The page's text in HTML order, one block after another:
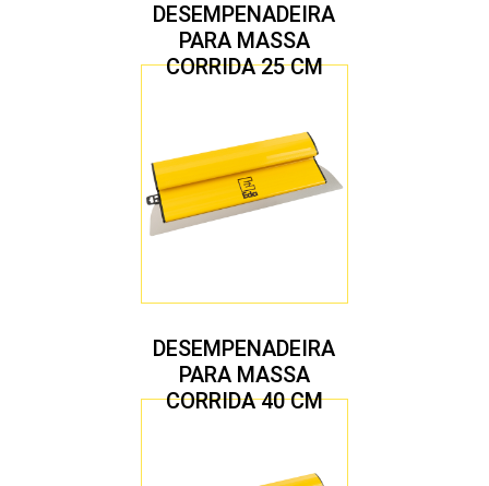
DESEMPENADEIRA
PARA MASSA
CORRIDA 25 CM
DESEMPENADEIRA
PARA MASSA
CORRIDA 40 CM